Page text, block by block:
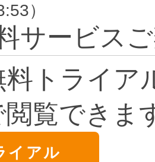
）
サービス
トライア
閲覧できま
イアル